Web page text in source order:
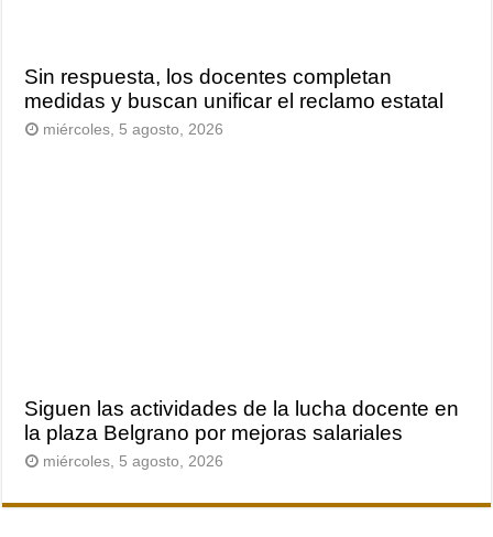
Sin respuesta, los docentes completan
medidas y buscan unificar el reclamo estatal
miércoles, 5 agosto, 2026
Siguen las actividades de la lucha docente en
la plaza Belgrano por mejoras salariales
miércoles, 5 agosto, 2026